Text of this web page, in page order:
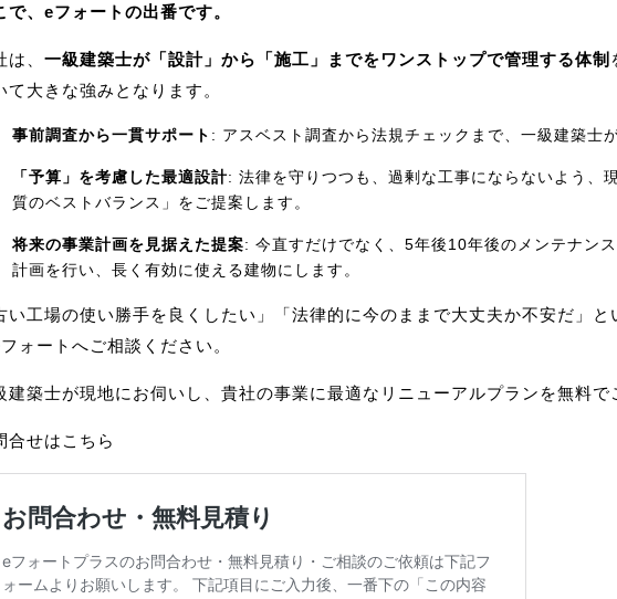
で、eフォートの出番です。
は、 一級建築士が「設計」から「施工」までをワンストップで管理する体制
て大きな強みとなります。
事前調査から一貫サポート : アスベスト調査から法規チェックまで、一級建築士
「予算」を考慮した最適設計: 法律を守りつつも、過剰な工事にならないよう、
質のベストバランス」をご提案します。
将来の事業計画を見据えた提案: 今直すだけでなく、5年後10年後のメンテナン
計画を行い、長く有効に使える建物にします。
い工場の使い勝手を良くしたい」「法律的に今のままで大丈夫か不安だ」
ォートへご相談ください。
建築士が現地にお伺いし、貴社の事業に最適なリニューアルプランを無料で
合せはこちら